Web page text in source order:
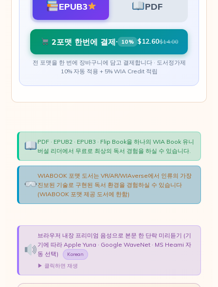
EPUB3 PDF
2포맷 한번에 결제· 10% $12.60$14.00
전 포맷을 한 번에 장바구니에 담고 결제합니다 · 도서정가제
10% 자동 적용 + 5% WIA Credit 적립
PDF · EPUB2 · EPUB3 · Flip Book을 하나의 WIA Book 유니
버설 리더에서 무료로 최상의 독서 경험을 하실 수 있습니다.
WIABOOK 포맷 도서는 VR/AR/WIAverse에서 인류의 가장
진보된 기술로 구현된 독서 환경을 경험하실 수 있습니다
(WIABOOK 포맷 제공 도서에 한함)
브라우저 내장 프리미엄 음성으로 본문 한 단락 미리듣기 (기
기에 따라 Apple Yuna · Google WaveNet · MS Heami 자
동 선택)
Korean
▶ 클릭하면 재생